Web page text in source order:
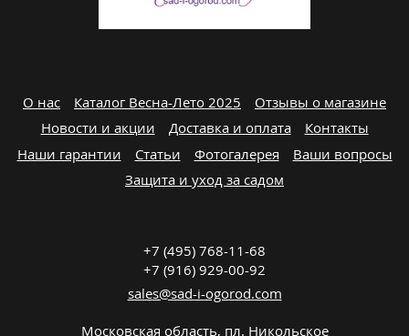
О нас Каталог Весна-Лето 2025
Отзывы о магазине
Новости и акции
Доставка и оплата
Контакты
Наши гарантии
Статьи Фотогалерея
Ваши вопросы
Защита и уход за садом
+7 (495) 768-11-68
+7 (916) 929-00-92
sales@sad-i-ogorod.com
Московская область, пл. Никольcкое